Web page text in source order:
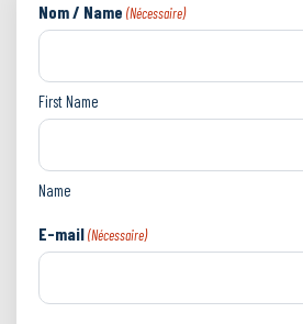
Nom / Name (Nécessaire)
First Name
Name
E-mail (Nécessaire)